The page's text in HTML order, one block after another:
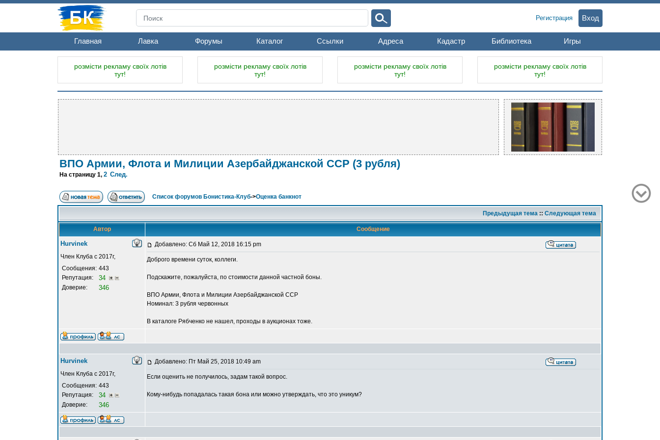
Регистрация Вход
Главная Лавка Форумы Каталог Ссылки Адреса Кадастр Библиотека Игры
розмісти рекламу своїх лотів
тут!
розмісти рекламу своїх лотів
тут!
розмісти рекламу своїх лотів
тут!
розмісти рекламу своїх лотів
тут!
ВПО Армии, Флота и Милиции Азербайджанской ССР (3 рубля)
На страницу 1, 2 След.
Список форумов Бонистика-Клуб->Оценка банкнот
Предыдущая тема :: Следующая тема
Автор Сообщение
Hurvinek
Член Клуба с 2017г,
Сообщения: 443
Репутация:
34
Доверие: 346
Добавлено: Сб Май 12, 2018 16:15 pm
Доброго времени суток, коллеги.
Подскажите, пожалуйста, по стоимости данной частной боны.
ВПО Армии, Флота и Милиции Азербайджанской ССР
Номинал: 3 рубля червонных
В каталоге Рябченко не нашел, проходы в аукционах тоже.
Hurvinek
Член Клуба с 2017г,
Сообщения: 443
Репутация:
34
Доверие: 346
Добавлено: Пт Май 25, 2018 10:49 am
Если оценить не получилось, задам такой вопрос.
Кому-нибудь попадалась такая бона или можно утверждать, что это уникум?